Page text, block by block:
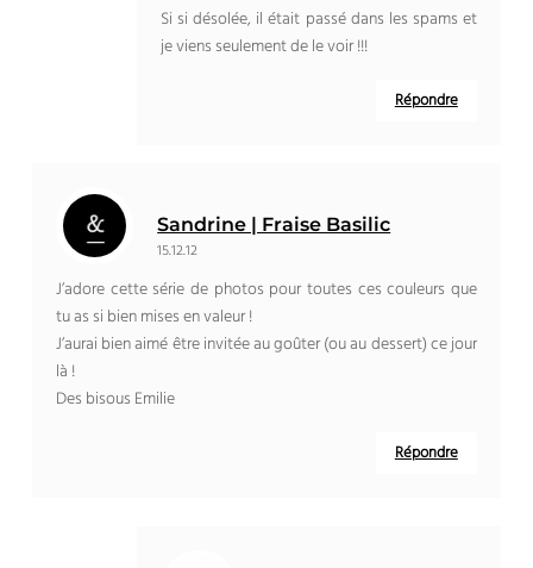
Si si désolée, il était passé dans les spams et
je viens seulement de le voir !!!
Répondre
Sandrine | Fraise Basilic
15.12.12
J’adore cette série de photos pour toutes ces couleurs que
tu as si bien mises en valeur !
J’aurai bien aimé être invitée au goûter (ou au dessert) ce jour
là !
Des bisous Emilie
Répondre